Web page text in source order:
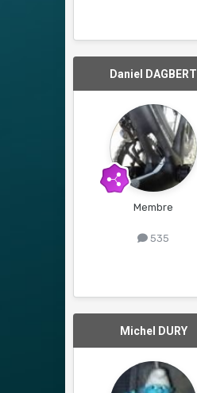
Daniel DAGBERT
Membre
535
Michel DURY